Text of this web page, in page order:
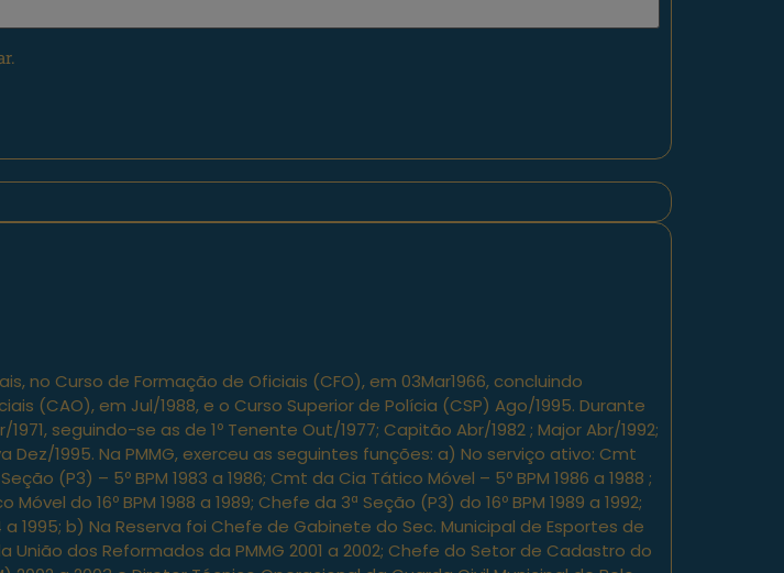
no Curso de Formação de Oficiais (CFO), em 03Mar1966, concluindo
(CAO), em Jul/1988, e o Curso Superior de Polícia (CSP) Ago/1995. Durante
seguindo-se as de 1º Tenente Out/1977; Capitão Abr/1982 ; Major Abr/1992;
1995. Na PMMG, exerceu as seguintes funções: a) No serviço ativo: Cmt
(P3) – 5º BPM 1983 a 1986; Cmt da Cia Tático Móvel – 5º BPM 1986 a 1988 ;
do 16º BPM 1988 a 1989; Chefe da 3ª Seção (P3) do 16º BPM 1989 a 1992;
1995; b) Na Reserva foi Chefe de Gabinete do Sec. Municipal de Esportes de
União dos Reformados da PMMG 2001 a 2002; Chefe do Setor de Cadastro do